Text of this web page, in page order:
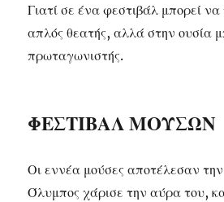
Γιατί σε ένα φεστιβάλ μπορεί να
απλός θεατής, αλλά στην ουσία
πρωταγωνιστής.
ΦΕΣΤΙΒΑΛ ΜΟΥΣΩΝ
Οι εννέα μούσες αποτέλεσαν
Όλυμπος χάρισε την αύρα του,